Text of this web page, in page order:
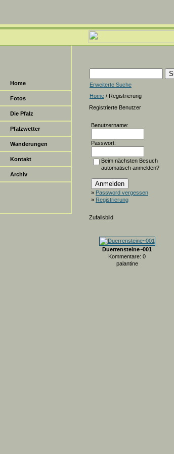
Home
Fotos
Die Pfalz
Pfalzwetter
Wanderungen
Kontakt
Archiv
Erweiterte Suche
Home / Registrierung
Registrierte Benutzer
Benutzername:
Passwort:
Beim nächsten Besuch
automatisch anmelden?
» Password vergessen
» Registrierung
Zufallsbild
Duerrensteine~001
Kommentare: 0
palantine